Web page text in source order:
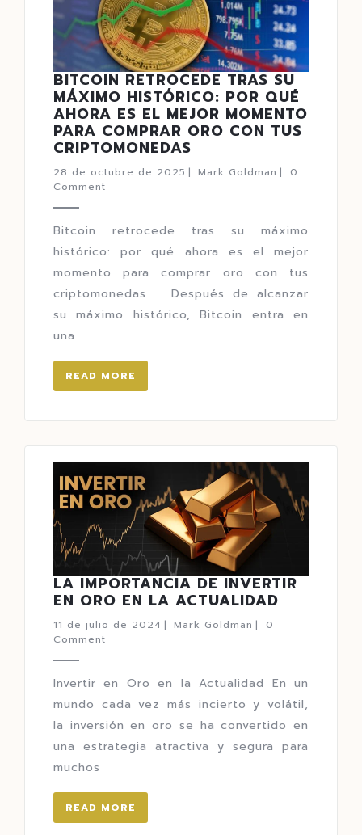
BITCOIN RETROCEDE TRAS SU
MÁXIMO HISTÓRICO: POR QUÉ
AHORA ES EL MEJOR MOMENTO
PARA COMPRAR ORO CON TUS
CRIPTOMONEDAS
28 de octubre de 2025 | Mark Goldman |
0
Comment
Bitcoin retrocede tras su máximo
histórico: por qué ahora es el mejor
momento para comprar oro con tus
criptomonedas Después de alcanzar
su máximo histórico, Bitcoin entra en
una
READ MORE
LA IMPORTANCIA DE INVERTIR
EN ORO EN LA ACTUALIDAD
11 de julio de 2024 | Mark Goldman |
0
Comment
Invertir en Oro en la Actualidad En un
mundo cada vez más incierto y volátil,
la inversión en oro se ha convertido en
una estrategia atractiva y segura para
muchos
READ MORE